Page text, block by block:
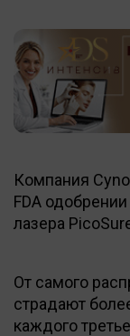
Компания
FDA
лазера
От самого
страдают
каждого